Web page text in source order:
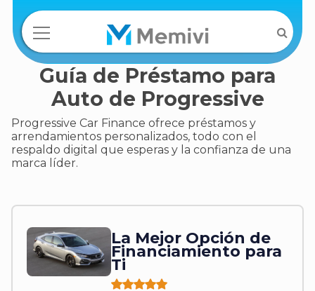
Guía de Préstamo para
Auto de Progressive
Progressive Car Finance ofrece préstamos y
arrendamientos personalizados, todo con el
respaldo digital que esperas y la confianza de una
marca líder.
La Mejor Opción de
Financiamiento para
Ti